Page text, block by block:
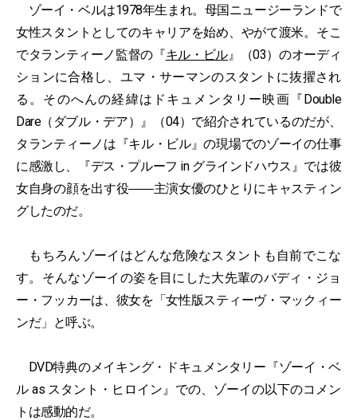
ゾーイ・ベルは1978年生まれ。母国ニュージーランドで
女性スタントとしてのキャリアを始め、やがて渡米。そこ
でタランティーノ監督の『キル・ビル』（03）のオーディ
ションに合格し、ユマ・サーマンのスタントに抜擢され
る。そのへんの経緯はドキュメンタリー映画『Double
Dare（ダブル・デア）』（04）で紹介されているのだが、
タランティーノは『キル・ビル』の現場でのゾーイの仕事
に感激し、『デス・プルーフ in グラインドハウス』では彼
女自身の顔を出す役――主演女優のひとりにキャスティン
グしたのだ。
もちろんゾーイはどんな危険なスタントも自前でこな
す。そんなゾーイの姿を目にした大先輩のバディ・ジョ
ー・フッカーは、彼女を「女性版スティーヴ・マックィー
ンだ」と呼ぶ。
DVD特典のメイキング・ドキュメンタリー『ゾーイ・ベ
ル as スタント・ヒロイン』での、ゾーイの以下のコメン
トは感動的だ。